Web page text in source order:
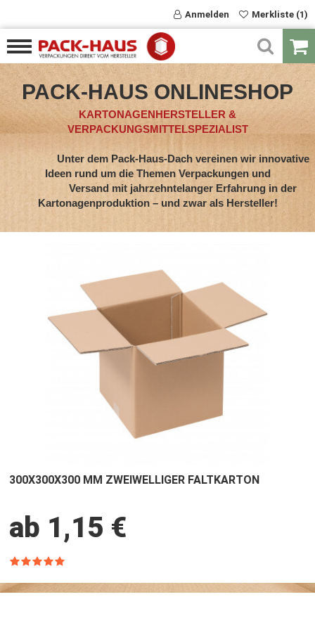
Anmelden Merkliste (1)
PACK-HAUS ONLINESHOP
KARTONAGENHERSTELLER &
VERPACKUNGSMITTELSPEZIALIST
Unter dem Pack-Haus-Dach vereinen wir innovative
Ideen rund um die Themen Verpackungen und
Versand mit jahrzehntelanger Erfahrung in der
Kartonagenproduktion – und zwar als Hersteller!
300X300X300 MM ZWEIWELLIGER FALTKARTON
ab 1,15 €